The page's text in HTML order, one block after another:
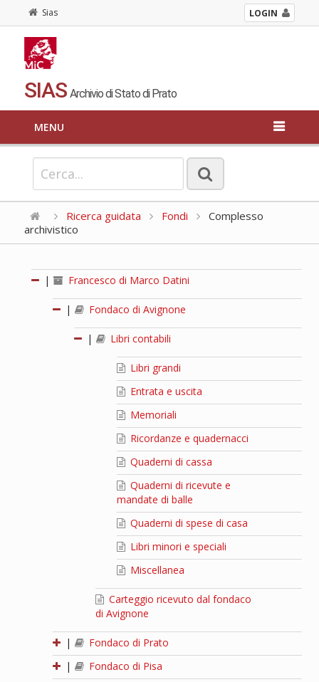
Sias LOGIN
SIAS Archivio di Stato di Prato
MENU
Ricerca guidata Fondi
Complesso
archivistico
| Francesco di Marco Datini
| Fondaco di Avignone
| Libri contabili
Libri grandi
Entrata e uscita
Memoriali
Ricordanze e quadernacci
Quaderni di cassa
Quaderni di ricevute e
mandate di balle
Quaderni di spese di casa
Libri minori e speciali
Miscellanea
Carteggio ricevuto dal fondaco
di Avignone
|
Fondaco di Prato
|
Fondaco di Pisa